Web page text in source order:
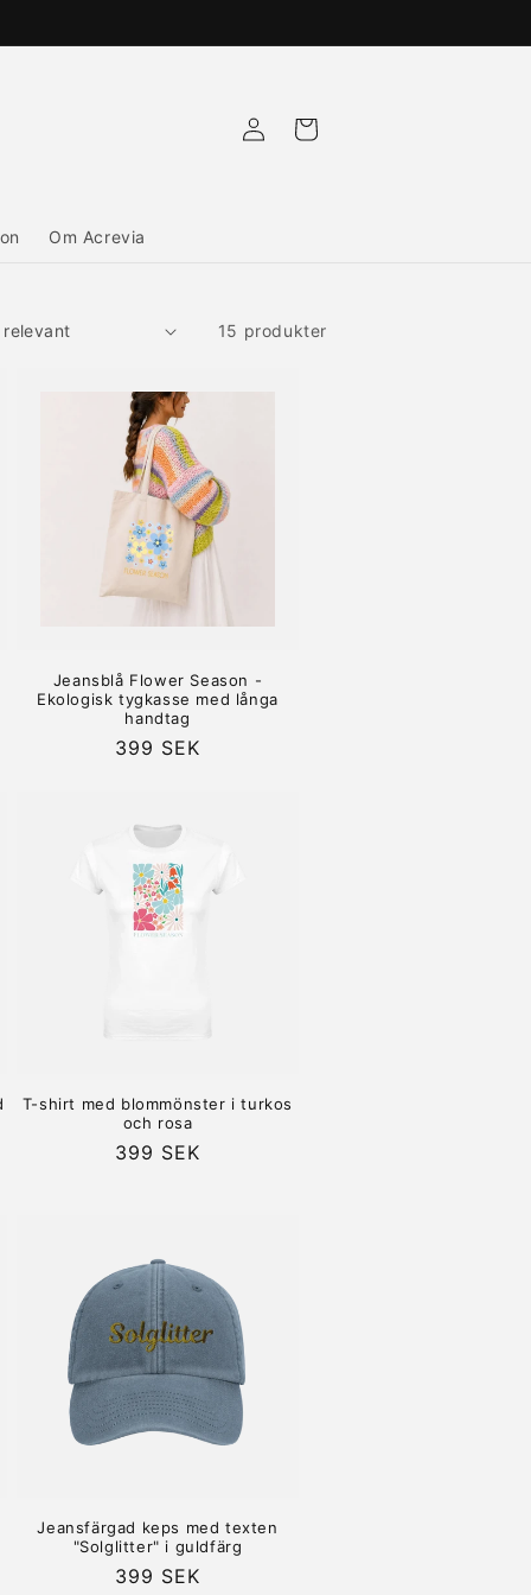
Om Acrevia
Logga
Varukorg
15 produkter
Jeansblå Flower Season -
Ekologisk tygkasse med långa
handtag
Ordinarie
399 SEK
T-shirt med blommönster i turkos
och rosa
Ordinarie
399 SEK
Jeansfärgad keps med texten
"Solglitter" i guldfärg
Ordinarie
399 SEK